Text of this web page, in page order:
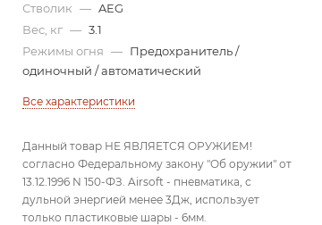
Стволик — AEG
Вес, кг — 3.1
Режимы огня — Предохранитель /
одиночный / автоматический
Все характеристики
Данный товар НЕ ЯВЛЯЕТСЯ ОРУЖИЕМ!
согласно Федеральному закону "Об оружии" от
13.12.1996 N 150-ФЗ. Airsoft - пневматика, с
дульной энергией менее 3Дж, использует
только пластиковые шары - 6мм.